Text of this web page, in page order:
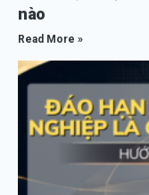
nào
Read More »